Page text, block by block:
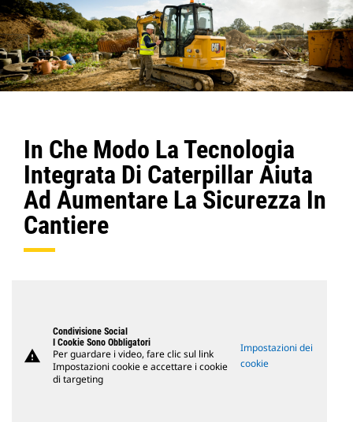
In Che Modo La Tecnologia
Integrata Di Caterpillar Aiuta
Ad Aumentare La Sicurezza In
Cantiere
warning
Condivisione Social
I Cookie Sono Obbligatori
Per guardare i video, fare clic sul link
Impostazioni cookie e accettare i cookie
di targeting
Impostazioni dei
cookie